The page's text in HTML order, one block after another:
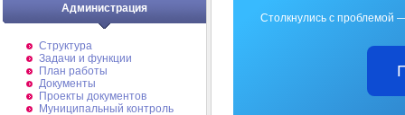
Администрация
Структура
Задачи и функции
План работы
Документы
Проекты документов
Муниципальный контроль
Столкнулись с проблемой